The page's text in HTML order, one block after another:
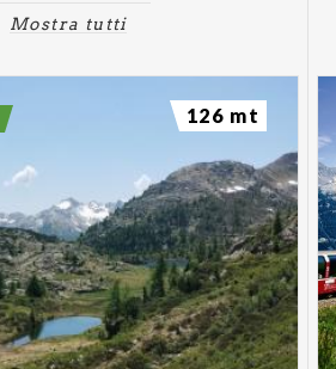
Mostra tutti
126 mt